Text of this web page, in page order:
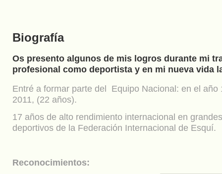
Biografía
Os presento algunos de mis logros durante mi
profesional como deportista y en mi nueva vida
Entré a formar parte del Equipo Nacional: en el año
2011, (22 años).
17 años de alto rendimiento internacional en
deportivos de la Federación Internacional de Esquí.
Reconocimientos: